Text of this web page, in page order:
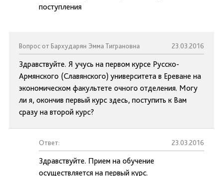
поступления
Вопрос от Бархударян Эмма Тиграновна 23.03.2016
Здравствуйте. Я учусь на первом курсе Русско-
Армянского (Славянского) университета в Ереване на
экономическом факультете очного отделения. Могу
ли я, окончив первый курс здесь, поступить к Вам
сразу на второй курс?
Ответ: 23.03.2016
Здравствуйте. Прием на обучение
осуществляется на первый курс.